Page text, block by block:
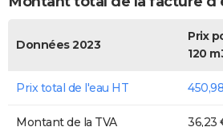
Données 2023
Prix
120
Prix total de l'eau HT
Montant de la TVA 36,23